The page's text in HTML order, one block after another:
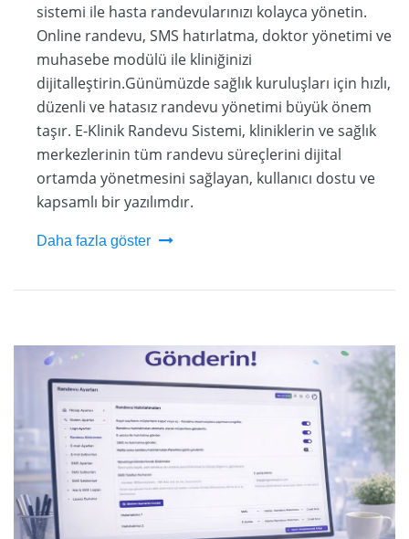
sistemi ile hasta randevularınızı kolayca yönetin.
Online randevu, SMS hatırlatma, doktor yönetimi ve
muhasebe modülü ile kliniğinizi
dijitalleştirin.Günümüzde sağlık kuruluşları için hızlı,
düzenli ve hatasız randevu yönetimi büyük önem
taşır. E-Klinik Randevu Sistemi, kliniklerin ve sağlık
merkezlerinin tüm randevu süreçlerini dijital
ortamda yönetmesini sağlayan, kullanıcı dostu ve
kapsamlı bir yazılımdır.
Daha fazla göster